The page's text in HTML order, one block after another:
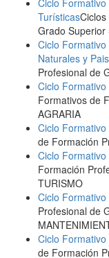
Ciclo
Turísticas
Grado Superior
Ciclo
Naturales y
Profesional de
Ciclo
Formativos de
AGRARIA
Ciclo
de Formación
Ciclo
Formación
TURISMO
Ciclo
Profesional de
Ciclo
de Formación